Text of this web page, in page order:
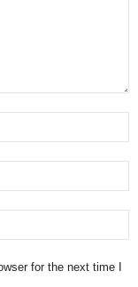
for the next time I